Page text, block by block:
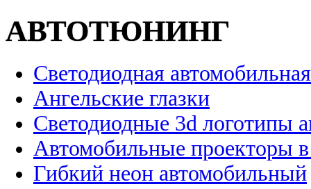
АВТОТЮНИНГ
Светодиодная
Ангельские глазки
Светодиодные 3d логотипы
Автомобильные проекторы
Гибкий неон автомобильный